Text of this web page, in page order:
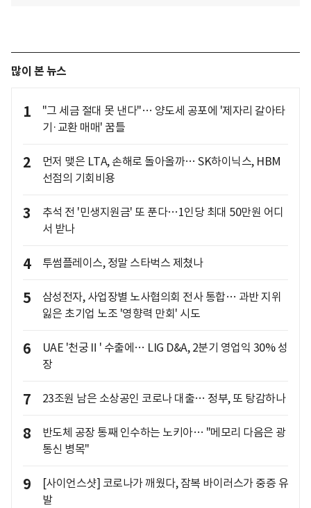
많이 본 뉴스
1
"그 세금 절대 못 낸다"… 양도세 공포에 '제자리 갈아타
기·교환 매매' 꿈틀
2
먼저 맺은 LTA, 손해로 돌아올까… SK하이닉스, HBM
선점의 기회비용
3
추석 전 '민생지원금' 또 푼다…1인당 최대 50만원 어디
서 받나
4 투썸플레이스, 정말 스타벅스 제쳤나
5
삼성전자, 사업장별 노사협의회 전사 통합… 과반 지위
잃은 초기업 노조 '영향력 만회' 시도
6
UAE '천궁Ⅱ' 수출에… LIG D&A, 2분기 영업익 30% 성
장
7 23조원 남은 소상공인 코로나 대출… 정부, 또 탕감하나
8
반도체 공장 통째 인수하는 노키아… "메모리 다음은 광
통신 병목"
9
[사이언스샷] 코로나가 깨웠다, 잠복 바이러스가 중증 유
발